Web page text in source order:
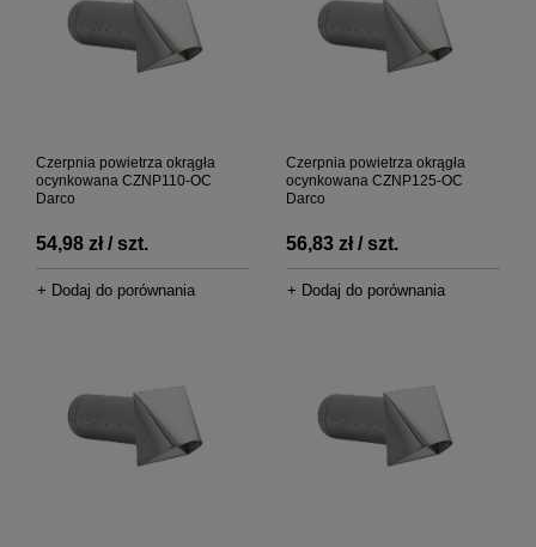
Czerpnia powietrza okrągła
ocynkowana CZNP110-OC
Darco
54,98 zł / szt.
+ Dodaj do porównania
Czerpnia powietrza okrągła
ocynkowana CZNP125-OC
Darco
56,83 zł / szt.
+ Dodaj do porównania